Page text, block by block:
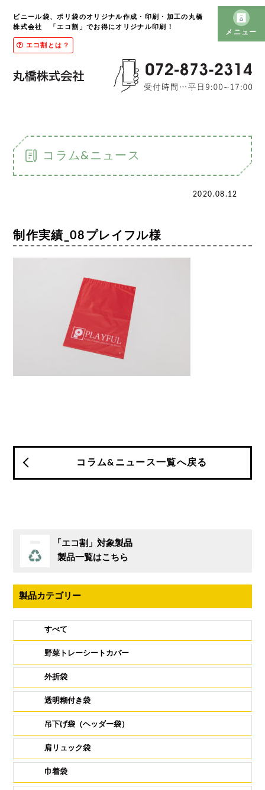
ビニール袋、ポリ袋のオリジナル作成・印刷・加工の丸橋
株式会社 「エコ割」でお得にオリジナル印刷！
エコ割とは？
メニュー
「エコ割」対象製品
製品一覧はこちら
製品カテゴリー
すべて
野菜トレーシートカバー
外折袋
透明糊付き袋
吊下げ袋（ヘッダー袋）
肩リュック袋
巾着袋
コラム&ニュース
2020.08.12
制作実績_08プレイフル様
コラム&ニュース一覧へ戻る